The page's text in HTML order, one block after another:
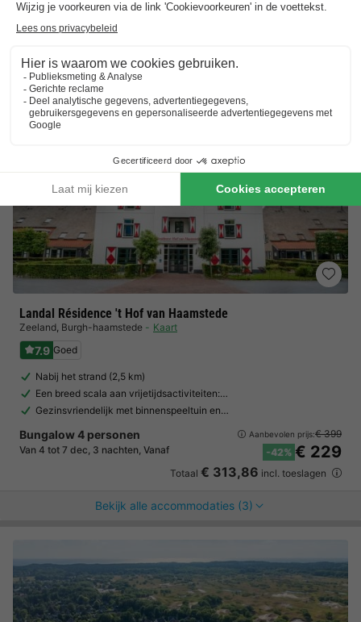
Bungalow 8 personen
Van 4 tot 7 dec, 3 nachten, Vanaf
Bekijk alle accommodaties (4)
Landal Résidence 't Hof van Haamstede
Zeeland, Burgh-haamstede Kaart
7.9 Goed
Nabij het strand (2,5 km)
Een breed scala aan vrijetijdsactiviteiten:…
Gezinsvriendelijk met binnenspeeltuin en…
Bungalow 4 personen
Van 4 tot 7 dec, 3 nachten, Vanaf
Aanbevolen prijs:€ 399
-42% € 229
Totaal € 313,86 incl. toeslagen
Bekijk alle accommodaties (3)